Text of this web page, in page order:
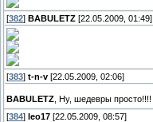
[382] BABULETZ [22.05.2009, 01:49]
[383] t-n-v [22.05.2009, 02:06]
BABULETZ , Ну, шедевры просто!!!!
[384] leo17 [22.05.2009, 08:57]